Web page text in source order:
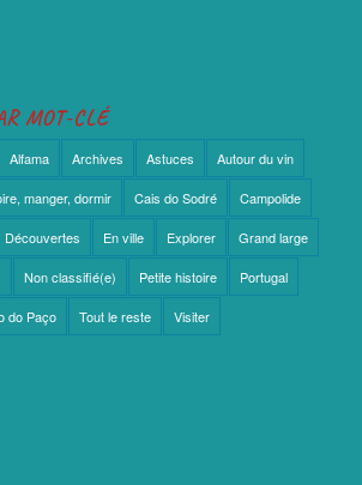
MOT-CLÉ
Alfama Archives Astuces Autour du vin
manger, dormir Cais do Sodré Campolide
Découvertes En ville Explorer Grand large
Non classifié(e) Petite histoire Portugal
do Paço Tout le reste Visiter